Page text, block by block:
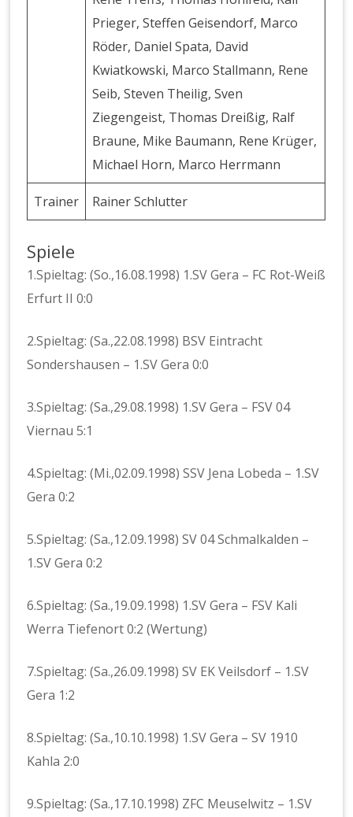
Prieger, Steffen Geisendorf, Marco
Röder, Daniel Spata, David
Kwiatkowski, Marco Stallmann, Rene
Seib, Steven Theilig, Sven
Ziegengeist, Thomas Dreißig, Ralf
Braune, Mike Baumann, Rene Krüger,
Michael Horn, Marco Herrmann
Trainer Rainer Schlutter
Spiele
1.Spieltag: (So.,16.08.1998) 1.SV Gera – FC Rot-Weiß
Erfurt II 0:0
2.Spieltag: (Sa.,22.08.1998) BSV Eintracht
Sondershausen – 1.SV Gera 0:0
3.Spieltag: (Sa.,29.08.1998) 1.SV Gera – FSV 04
Viernau 5:1
4.Spieltag: (Mi.,02.09.1998) SSV Jena Lobeda – 1.SV
Gera 0:2
5.Spieltag: (Sa.,12.09.1998) SV 04 Schmalkalden –
1.SV Gera 0:2
6.Spieltag: (Sa.,19.09.1998) 1.SV Gera – FSV Kali
Werra Tiefenort 0:2 (Wertung)
7.Spieltag: (Sa.,26.09.1998) SV EK Veilsdorf – 1.SV
Gera 1:2
8.Spieltag: (Sa.,10.10.1998) 1.SV Gera – SV 1910
Kahla 2:0
9.Spieltag: (Sa.,17.10.1998) ZFC Meuselwitz – 1.SV